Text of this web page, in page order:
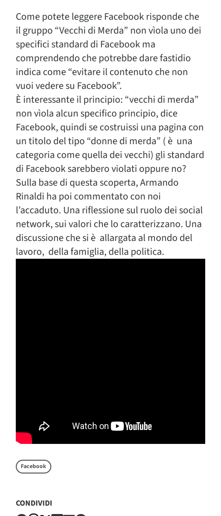
Come potete leggere Facebook risponde che
il gruppo “Vecchi di Merda” non vìola uno dei
specifici standard di Facebook ma
comprendendo che potrebbe dare fastidio
indica come “evitare il contenuto che non
vuoi vedere su Facebook”.
È interessante il principio: “vecchi di merda”
non vìola alcun specifico principio, dice
Facebook, quindi se costruissi una pagina con
un titolo del tipo “donne di merda” ( è una
categoria come quella dei vecchi) gli standard
di Facebook sarebbero violati oppure no?
Sulla base di questa scoperta, Armando
Rinaldi ha poi commentato con noi
l’accaduto. Una riflessione sul ruolo dei social
network, sui valori che lo caratterizzano. Una
discussione che si è allargata al mondo del
lavoro, della famiglia, della politica.
Facebook
CONDIVIDI